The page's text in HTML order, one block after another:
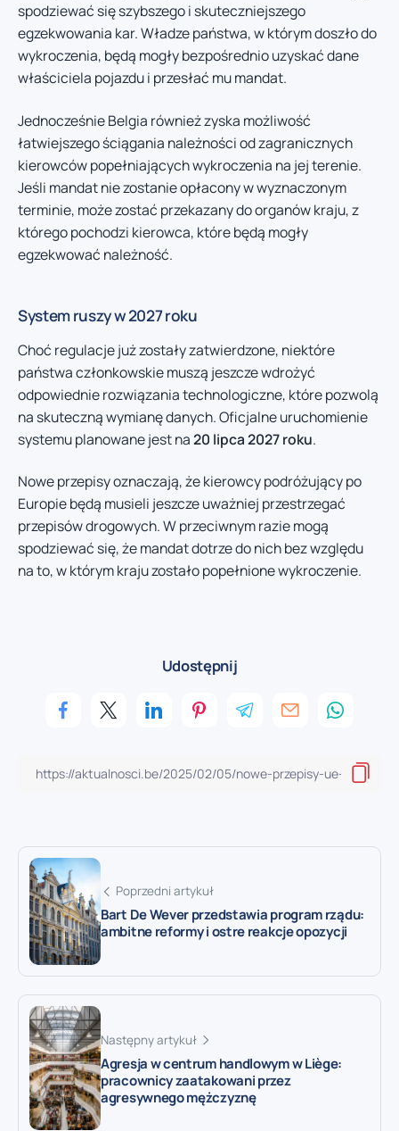
spodziewać się szybszego i skuteczniejszego
egzekwowania kar. Władze państwa, w którym doszło do
wykroczenia, będą mogły bezpośrednio uzyskać dane
właściciela pojazdu i przesłać mu mandat.
Jednocześnie Belgia również zyska możliwość
łatwiejszego ściągania należności od zagranicznych
kierowców popełniających wykroczenia na jej terenie.
Jeśli mandat nie zostanie opłacony w wyznaczonym
terminie, może zostać przekazany do organów kraju, z
którego pochodzi kierowca, które będą mogły
egzekwować należność.
System ruszy w 2027 roku
Choć regulacje już zostały zatwierdzone, niektóre
państwa członkowskie muszą jeszcze wdrożyć
odpowiednie rozwiązania technologiczne, które pozwolą
na skuteczną wymianę danych. Oficjalne uruchomienie
systemu planowane jest na20 lipca 2027 roku.
Nowe przepisy oznaczają, że kierowcy podróżujący po
Europie będą musieli jeszcze uważniej przestrzegać
przepisów drogowych. W przeciwnym razie mogą
spodziewać się, że mandat dotrze do nich bez względu
na to, w którym kraju zostało popełnione wykroczenie.
Udostępnij
Poprzedni artykuł
Bart De Wever przedstawia program rządu:
ambitne reformy i ostre reakcje opozycji
Następny artykuł
Agresja w centrum handlowym w Liège:
pracownicy zaatakowani przez
agresywnego mężczyznę